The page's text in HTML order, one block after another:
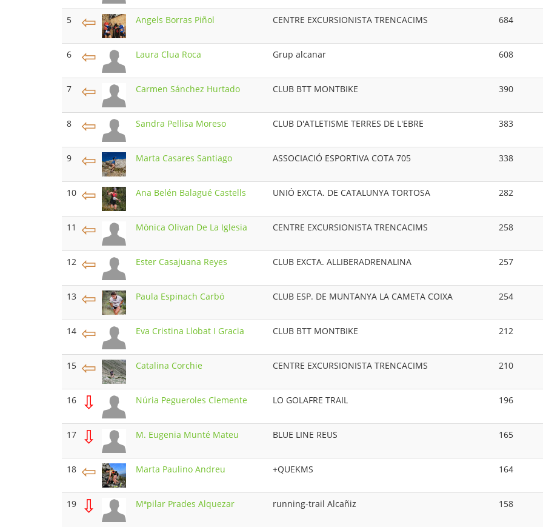
5 ⇦ Angels Borras Piñol CENTRE EXCURSIONISTA TRENCACIMS 684
6 ⇦ Laura Clua Roca Grup alcanar 608
7 ⇦ Carmen Sánchez Hurtado CLUB BTT MONTBIKE 390
8 ⇦ Sandra Pellisa Moreso CLUB D'ATLETISME TERRES DE L'EBRE 383
9 ⇦ Marta Casares Santiago ASSOCIACIÓ ESPORTIVA COTA 705 338
10 ⇦ Ana Belén Balagué Castells UNIÓ EXCTA. DE CATALUNYA TORTOSA 282
11 ⇦ Mònica Olivan De La Iglesia CENTRE EXCURSIONISTA TRENCACIMS 258
12 ⇦ Ester Casajuana Reyes CLUB EXCTA. ALLIBERADRENALINA 257
13 ⇦ Paula Espinach Carbó CLUB ESP. DE MUNTANYA LA CAMETA COIXA 254
14 ⇦ Eva Cristina Llobat I Gracia CLUB BTT MONTBIKE 212
15 ⇦ Catalina Corchie CENTRE EXCURSIONISTA TRENCACIMS 210
16 ⇩ Núria Pegueroles Clemente LO GOLAFRE TRAIL 196
17 ⇩ M. Eugenia Munté Mateu BLUE LINE REUS 165
18 ⇦ Marta Paulino Andreu +QUEKMS 164
19 ⇩ Mªpilar Prades Alquezar running-trail Alcañiz 158